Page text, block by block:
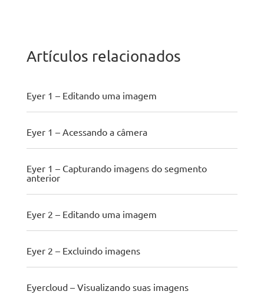
Artículos relacionados
Eyer 1 – Editando uma imagem
Eyer 1 – Acessando a câmera
Eyer 1 – Capturando imagens do segmento
anterior
Eyer 2 – Editando uma imagem
Eyer 2 – Excluindo imagens
Eyercloud – Visualizando suas imagens